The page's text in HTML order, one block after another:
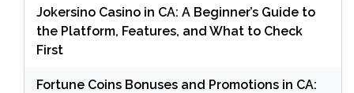
Jokersino Casino in CA: A Beginner’s Guide to
the Platform, Features, and What to Check
First
Fortune Coins Bonuses and Promotions in CA: